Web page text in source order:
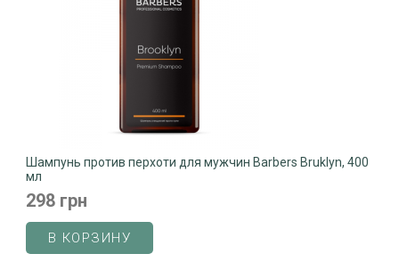
Шампунь против перхоти для мужчин Barbers Bruklyn, 400
мл
298 грн
В КОРЗИНУ